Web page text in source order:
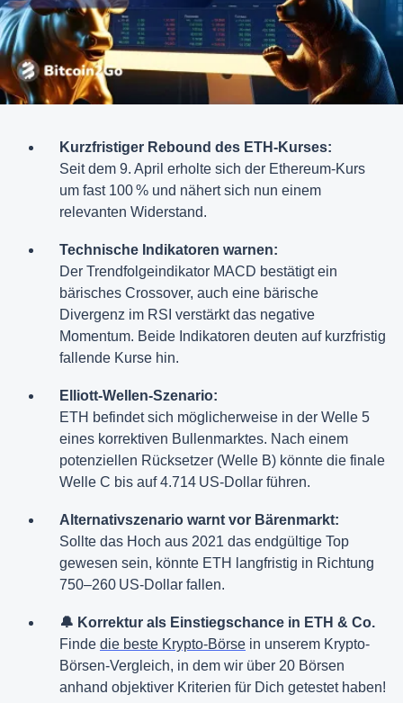
Kurzfristiger Rebound des ETH-Kurses:
Seit dem 9. April erholte sich der Ethereum-Kurs
um fast 100 % und nähert sich nun einem
relevanten Widerstand.
Technische Indikatoren warnen:
Der Trendfolgeindikator MACD bestätigt ein
bärisches Crossover, auch eine bärische
Divergenz im RSI verstärkt das negative
Momentum. Beide Indikatoren deuten auf kurzfristig
fallende Kurse hin.
Elliott-Wellen-Szenario:
ETH befindet sich möglicherweise in der Welle 5
eines korrektiven Bullenmarktes. Nach einem
potenziellen Rücksetzer (Welle B) könnte die finale
Welle C bis auf 4.714 US-Dollar führen.
Alternativszenario warnt vor Bärenmarkt:
Sollte das Hoch aus 2021 das endgültige Top
gewesen sein, könnte ETH langfristig in Richtung
750–260 US-Dollar fallen.
🔔 Korrektur als Einstiegschance in ETH & Co.
Finde die beste Krypto-Börse in unserem Krypto-
Börsen-Vergleich, in dem wir über 20 Börsen
anhand objektiver Kriterien für Dich getestet haben!